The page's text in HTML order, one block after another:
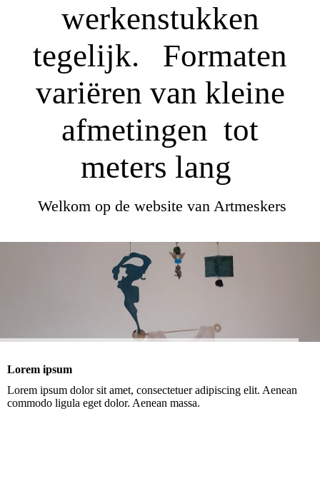
werkenstukken
tegelijk. Formaten
variëren van kleine
afmetingen tot
meters lang
Welkom op de website van Artmeskers
Lorem ipsum
Lorem ipsum dolor sit amet, consectetuer adipiscing elit. Aenean
commodo ligula eget dolor. Aenean massa.